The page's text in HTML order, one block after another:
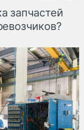
запчастей